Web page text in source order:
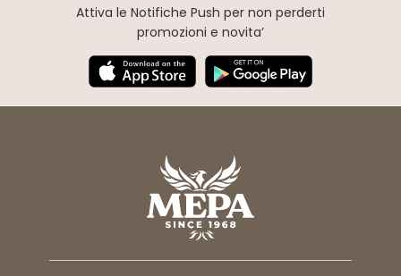
Attiva le Notifiche Push per non perderti
promozioni e novita’